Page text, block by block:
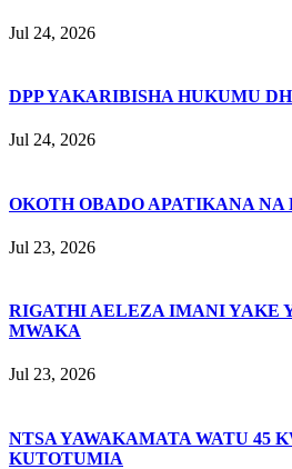
Jul 24, 2026
DPP YAKARIBISHA HUKUMU
Jul 24, 2026
OKOTH OBADO APATIKANA
Jul 23, 2026
RIGATHI AELEZA IMANI YAKE
MWAKA
Jul 23, 2026
NTSA YAWAKAMATA WATU 45
KUTOTUMIA